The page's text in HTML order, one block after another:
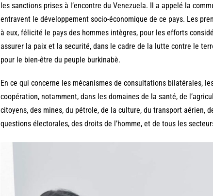
les sanctions prises à l’encontre du Venezuela. Il a appelé la
entravent le développement socio-économique de ce pays. Les
à eux, félicité le pays des hommes intègres, pour les efforts
assurer la paix et la securité, dans le cadre de la lutte contre le
pour le bien-être du peuple burkinabè.
En ce qui concerne les mécanismes de consultations bilatérales,
coopération, notamment, dans les domaines de la santé, de
citoyens, des mines, du pétrole, de la culture, du transport aérien,
questions électorales, des droits de l’homme, et de tous les